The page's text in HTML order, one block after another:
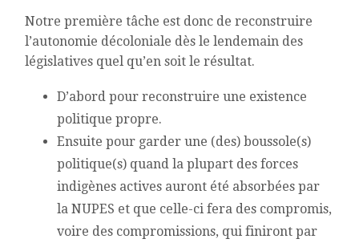
Notre première tâche est donc de reconstruire
l’autonomie décoloniale dès le lendemain des
législatives quel qu’en soit le résultat.
D’abord pour reconstruire une existence
politique propre.
Ensuite pour garder une (des) boussole(s)
politique(s) quand la plupart des forces
indigènes actives auront été absorbées par
la NUPES et que celle-ci fera des compromis,
voire des compromissions, qui finiront par